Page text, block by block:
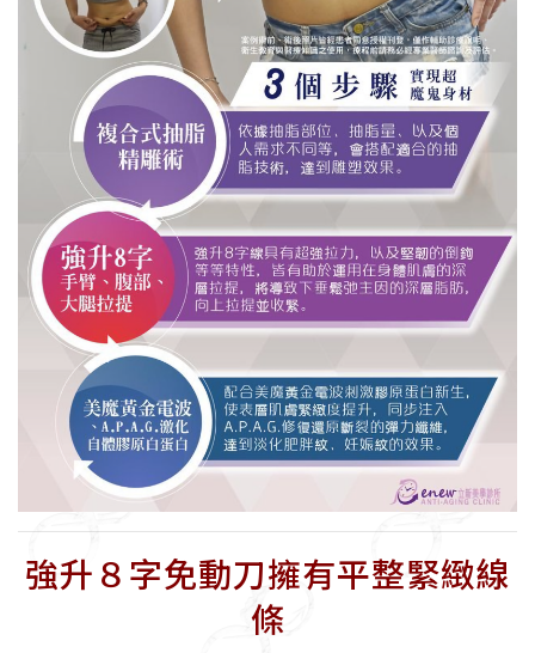
強升８字免動刀擁有平整緊緻線
條